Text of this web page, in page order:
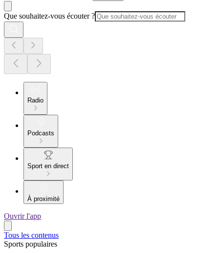
Que souhaitez-vous écouter ?
Radio
Podcasts
Sport en direct
À proximité
Ouvrir l'app
Tous les contenus
Sports populaires